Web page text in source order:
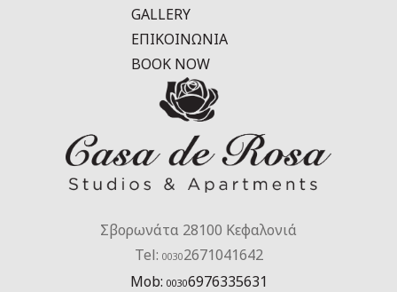
GALLERY
ΕΠΙΚΟΙΝΩΝΙΑ
BOOK NOW
Σβορωνάτα 28100 Κεφαλονιά
Tel: 00302671041642
Mob: 00306976335631